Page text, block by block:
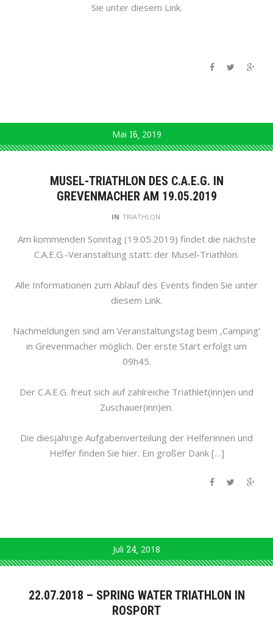
Sie unter diesem Link.
Mai 16 2019
MUSEL-TRIATHLON DES C.A.E.G. IN
GREVENMACHER AM 19.05.2019
IN TRIATHLON
Am kommenden Sonntag (19.05.2019) findet die nächste
C.A.E.G.-Veranstaltung statt: der Musel-Triathlon.
Alle Informationen zum Ablauf des Events finden Sie unter
diesem Link.
Nachmeldungen sind am Veranstaltungstag beim ‚Camping‘
in Grevenmacher möglich. Der erste Start erfolgt um
09h45.
Der C.A.E.G. freut sich auf zahlreiche Triathlet(inn)en und
Zuschauer(inn)en.
Die diesjährige Aufgabenverteilung der Helferinnen und
Helfer finden Sie hier. Ein großer Dank […]
Juli 24 2018
22.07.2018 – SPRING WATER TRIATHLON IN
ROSPORT